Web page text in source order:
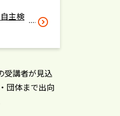
主検
受講者が見込
団体まで出向